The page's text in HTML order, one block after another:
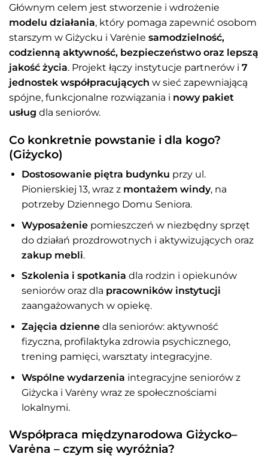
Głównym celem jest stworzenie i wdrożenie
modelu działania, który pomaga zapewnić osobom
starszym w Giżycku i Varėnie samodzielność,
codzienną aktywność, bezpieczeństwo oraz lepszą
jakość życia. Projekt łączy instytucje partnerów i 7
jednostek współpracujących w sieć zapewniającą
spójne, funkcjonalne rozwiązania i nowy pakiet
usług dla seniorów.
Co konkretnie powstanie i dla kogo?
(Giżycko)
Dostosowanie piętra budynku przy ul.
Pionierskiej 13, wraz z montażem windy, na
potrzeby Dziennego Domu Seniora.
Wyposażeniepomieszczeń w niezbędny sprzęt
do działań prozdrowotnych i aktywizujących oraz
zakup mebli.
Szkolenia i spotkania dla rodzin i opiekunów
seniorów oraz dla pracowników instytucji
zaangażowanych w opiekę.
Zajęcia dziennedla seniorów: aktywność
fizyczna, profilaktyka zdrowia psychicznego,
trening pamięci, warsztaty integracyjne.
Wspólne wydarzenia integracyjne seniorów z
Giżycka i Varėny wraz ze społecznościami
lokalnymi.
Współpraca międzynarodowa Giżycko–
Varėna – czym się wyróżnia?